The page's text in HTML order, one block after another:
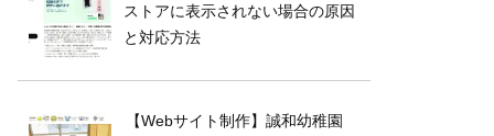
ストアに表示されない場合の原因
と対応方法
【Webサイト制作】誠和幼稚園